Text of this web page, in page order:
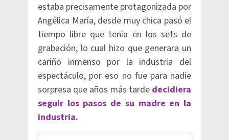
estaba precisamente protagonizada por
Angélica María, desde muy chica pasó el
tiempo libre que tenía en los sets de
grabación, lo cual hizo que generara un
cariño inmenso por la industria del
espectáculo, por eso no fue para nadie
sorpresa que años más tarde decidiera
seguir los pasos de su madre en la
industria.